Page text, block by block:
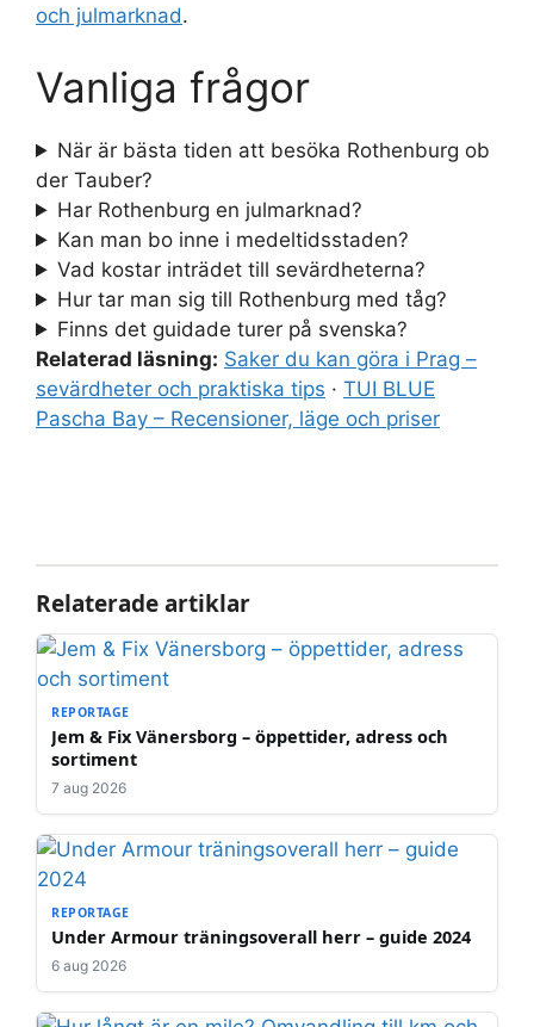
och julmarknad.
Vanliga frågor
När är bästa tiden att besöka Rothenburg ob
der Tauber?
Har Rothenburg en julmarknad?
Kan man bo inne i medeltidsstaden?
Vad kostar inträdet till sevärdheterna?
Hur tar man sig till Rothenburg med tåg?
Finns det guidade turer på svenska?
Relaterad läsning: Saker du kan göra i Prag –
sevärdheter och praktiska tips · TUI BLUE
Pascha Bay – Recensioner, läge och priser
Relaterade artiklar
REPORTAGE
Jem & Fix Vänersborg – öppettider, adress och
sortiment
7 aug 2026
REPORTAGE
Under Armour träningsoverall herr – guide 2024
6 aug 2026